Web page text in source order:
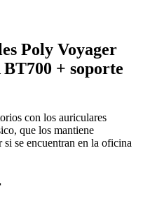
Poly Voyager
+ soporte
con los auriculares
que los mantiene
se encuentran en la oficina